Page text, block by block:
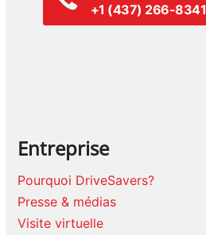
+1 (437) 266-8341
Entreprise
Pourquoi DriveSavers?
Presse & médias
Visite virtuelle